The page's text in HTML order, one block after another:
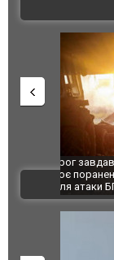
За 2000
склад